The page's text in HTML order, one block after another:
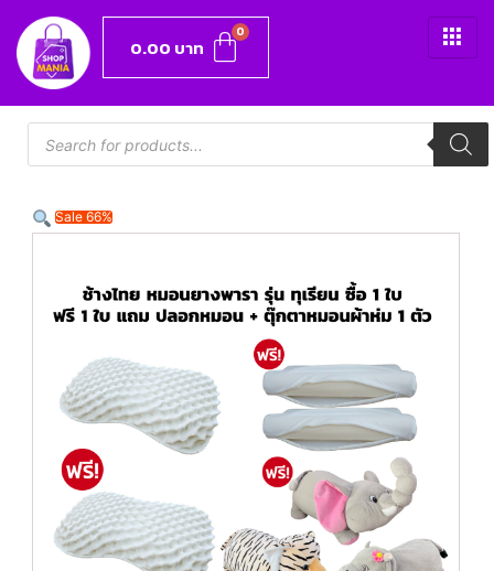
0.00 บาท
Sale 66%